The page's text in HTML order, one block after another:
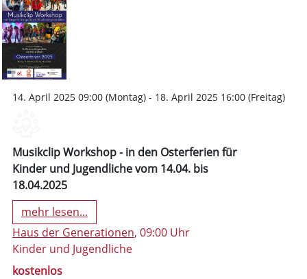
14. April 2025 09:00 (Montag) - 18. April 2025 16:00 (Freitag)
Musikclip Workshop - in den Osterferien für
Kinder und Jugendliche vom 14.04. bis
18.04.2025
mehr lesen...
Haus der Generationen, 09:00 Uhr
Kinder und Jugendliche
kostenlos